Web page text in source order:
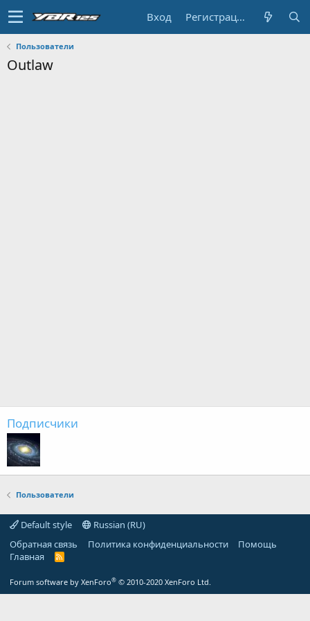
Вход Регистрация
Пользователи
Outlaw
Подписчики
Пользователи
Default style
Russian (RU)
Обратная связь
Политика конфиденциальности
Помощь
Главная
R
Forum software by XenForo® © 2010-2020 XenForo Ltd.